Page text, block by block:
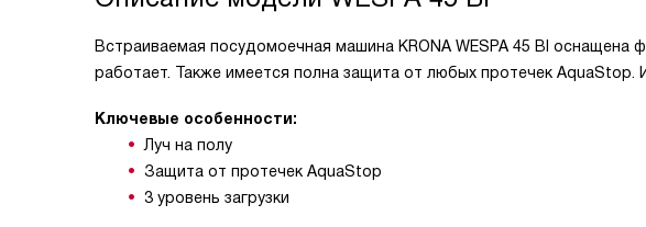
Встраиваемая посудомоечная машина KRONA WESPA 45 BI оснащена
работает. Также имеется полна защита от любых протечек AquaStop.
Ключевые особенности:
Луч на полу
Защита от протечек AquaStop
3 уровень загрузки